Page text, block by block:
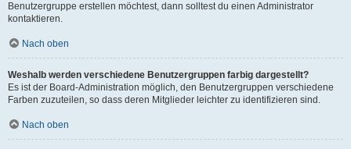
Benutzergruppe erstellen möchtest, dann solltest du einen Administrator
kontaktieren.
Nach oben
Weshalb werden verschiedene Benutzergruppen farbig dargestellt?
Es ist der Board-Administration möglich, den Benutzergruppen verschiedene
Farben zuzuteilen, so dass deren Mitglieder leichter zu identifizieren sind.
Nach oben